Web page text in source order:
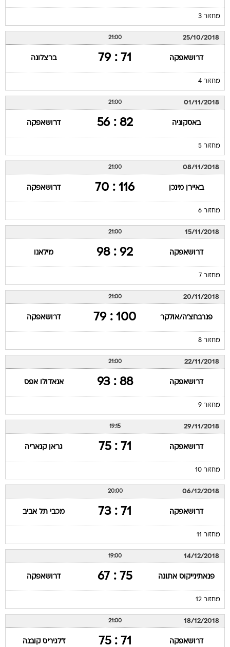
מחזור 3
25/10/2018
21:00
דרושאפקה 71 : 79 ברצלונה
מחזור 4
01/11/2018
21:00
באסקוניה 82 : 56 דרושאפקה
מחזור 5
08/11/2018
21:00
באיירן מינכן 116 : 70 דרושאפקה
מחזור 6
15/11/2018
21:00
דרושאפקה 92 : 98 מילאנו
מחזור 7
20/11/2018
21:00
פנרבחצ'ה/אולקר 100 : 79 דרושאפקה
מחזור 8
22/11/2018
21:00
דרושאפקה 88 : 93 אנאדולו אפס
מחזור 9
29/11/2018
19:15
דרושאפקה 71 : 75 גראן קנאריה
מחזור 10
06/12/2018
20:00
דרושאפקה 71 : 73 מכבי תל אביב
מחזור 11
14/12/2018
19:00
פנאתינייקוס אתונה 75 : 67 דרושאפקה
מחזור 12
18/12/2018
21:00
דרושאפקה 71 : 75 ז'לגיריס קובנה